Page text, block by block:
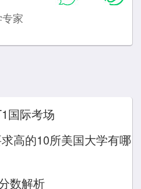
家
国际考场
高的10所美国大学有哪
数解析